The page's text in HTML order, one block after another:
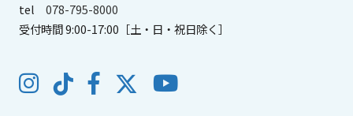
tel 078-795-8000
受付時間 9:00-17:00［土・日・祝日除く］